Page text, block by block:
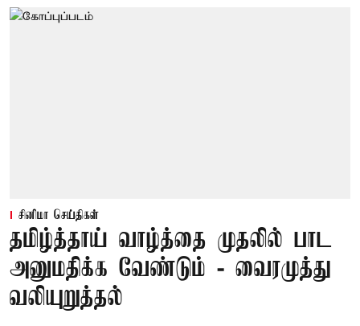
சினிமா செய்திகள்
தமிழ்த்தாய் வாழ்த்தை முதலில் பாட
அனுமதிக்க வேண்டும் - வைரமுத்து
வலியுறுத்தல்